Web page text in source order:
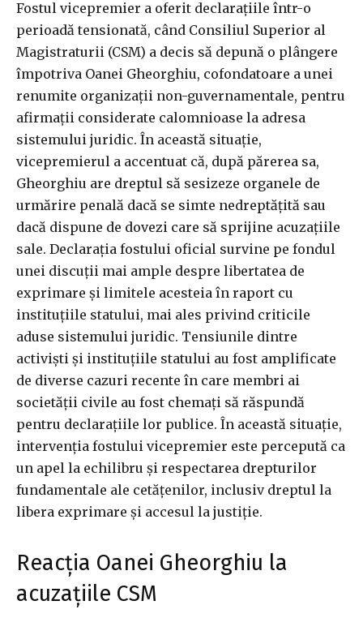
Fostul vicepremier a oferit declarațiile într-o
perioadă tensionată, când Consiliul Superior al
Magistraturii (CSM) a decis să depună o plângere
împotriva Oanei Gheorghiu, cofondatoare a unei
renumite organizații non-guvernamentale, pentru
afirmații considerate calomnioase la adresa
sistemului juridic. În această situație,
vicepremierul a accentuat că, după părerea sa,
Gheorghiu are dreptul să sesizeze organele de
urmărire penală dacă se simte nedreptățită sau
dacă dispune de dovezi care să sprijine acuzațiile
sale. Declarația fostului oficial survine pe fondul
unei discuții mai ample despre libertatea de
exprimare și limitele acesteia în raport cu
instituțiile statului, mai ales privind criticile
aduse sistemului juridic. Tensiunile dintre
activiști și instituțiile statului au fost amplificate
de diverse cazuri recente în care membri ai
societății civile au fost chemați să răspundă
pentru declarațiile lor publice. În această situație,
intervenția fostului vicepremier este percepută ca
un apel la echilibru și respectarea drepturilor
fundamentale ale cetățenilor, inclusiv dreptul la
libera exprimare și accesul la justiție.
Reacția Oanei Gheorghiu la
acuzațiile CSM